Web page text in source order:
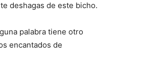
deshagas de este bicho.
palabra tiene otro
encantados de